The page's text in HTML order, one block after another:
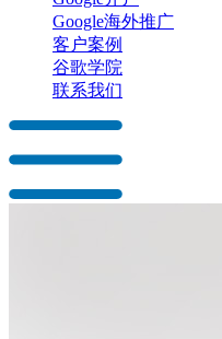
Google海外推广
客户案例
谷歌学院
联系我们